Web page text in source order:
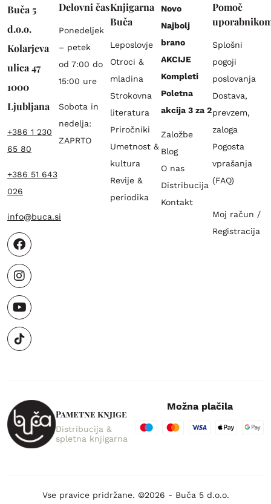
Buča 5
d.o.o.
Kolarjeva
ulica 47
1000
Ljubljana
+386 1 230
65 80
+386 51 643
026
info@buca.si
Delovni čas
Ponedeljek
– petek
od 7:00 do
15:00 ure
Sobota in
nedelja:
ZAPRTO
Knjigarna
Buča
Leposlovje
Otroci &
mladina
Strokovna
literatura
Priročniki
Umetnost &
kultura
Revije &
periodika
Novo
Najbolj
brano
AKCIJE
Kompleti
Poletna
akcija 3 za 2
Založbe
Blog
O nas
Distribucija
Kontakt
Pomoč
Splošni
pogoji
poslovanja
Dostava,
prevzem,
zaloga
Pogosta
vprašanja
(FAQ)
Moj račun /
Registracija
Pametne knjige
Distribucija &
spletna knjigarna
Možna plačila
Vse pravice pridržane. ©2026 - Buča 5 d.o.o.